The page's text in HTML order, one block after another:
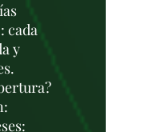
cada
y